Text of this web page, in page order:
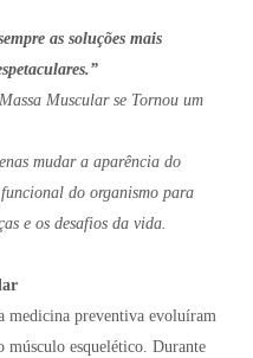
as soluções mais
Muscular se Tornou um
mudar a aparência do
do organismo para
e os desafios da vida.
medicina preventiva evoluíram
músculo esquelético. Durante